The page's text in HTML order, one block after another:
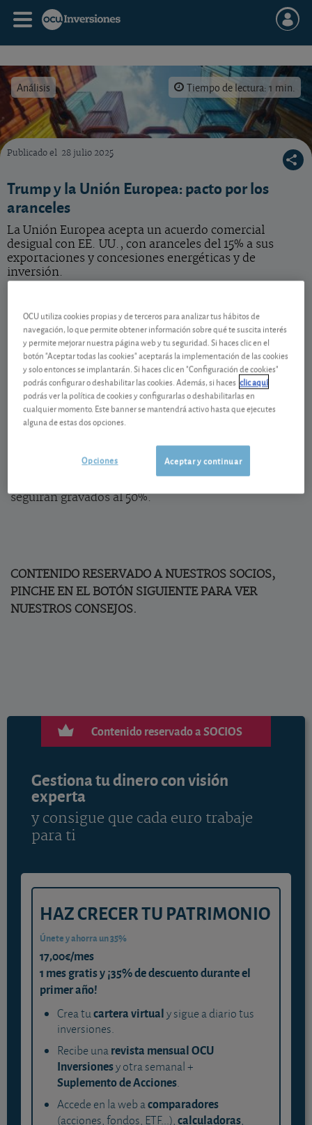
Análisis Tiempo de lectura: 1 min.
Los productos procedentes de la UE, que se exporten a Estados Unidos, recibirán un
Publicado el 28 julio 2025
Trump y la Unión Europea: pacto por los
aranceles
La Unión Europea acepta un acuerdo comercial
desigual con EE. UU., con aranceles del 15% a sus
exportaciones y concesiones energéticas y de
inversión.
Acuerdo con concesiones a Estados Unidos
Tras los pactos con China y Japón, la Unión Europea
ha terminado por aceptar el acuerdo comercial con
EE. UU. Pese a abogar por el arancel cero, ha
aceptado un gravamen del 15% sobre sus
exportaciones, mientras que seguirá sin aplicar
aranceles adicionales a los productos
estadounidenses que entran en Europa. Algunas
mercancías, como aviones y piezas, quedan exentas
de aranceles, mientras el acero y el aluminio
seguirán gravados al 50%.
CONTENIDO RESERVADO A NUESTROS SOCIOS,
PINCHE EN EL BOTÓN SIGUIENTE PARA VER
NUESTROS CONSEJOS.
Contenido reservado a SOCIOS
Gestiona tu dinero con visión
experta
y consigue que cada euro trabaje
para ti
HAZ CRECER TU PATRIMONIO
Únete y ahorra un 35%
17,00€/mes
1 mes gratis y ¡35% de descuento durante el
primer año!
Crea tucartera virtualy sigue a diario tus
inversiones.
Recibe unarevista mensual OCU
Inversionesy otra semanal +
Suplemento de Acciones.
Accede en la web acomparadores
(acciones, fondos, ETF...),calculadoras,
OCU utiliza cookies propias y de terceros para analizar tus hábitos de
navegación, lo que permite obtener información sobre qué te suscita interés
y permite mejorar nuestra página web y tu seguridad. Si haces clic en el
botón "Aceptar todas las cookies" aceptarás la implementación de las cookies
y solo entonces se implantarán. Si haces clic en "Configuración de cookies"
podrás configurar o deshabilitar las cookies. Además, si haces clic aquí
podrás ver la política de cookies y configurarlas o deshabilitarlas en
cualquier momento. Este banner se mantendrá activo hasta que ejecutes
alguna de estas dos opciones.
Aceptar y continuar
Opciones